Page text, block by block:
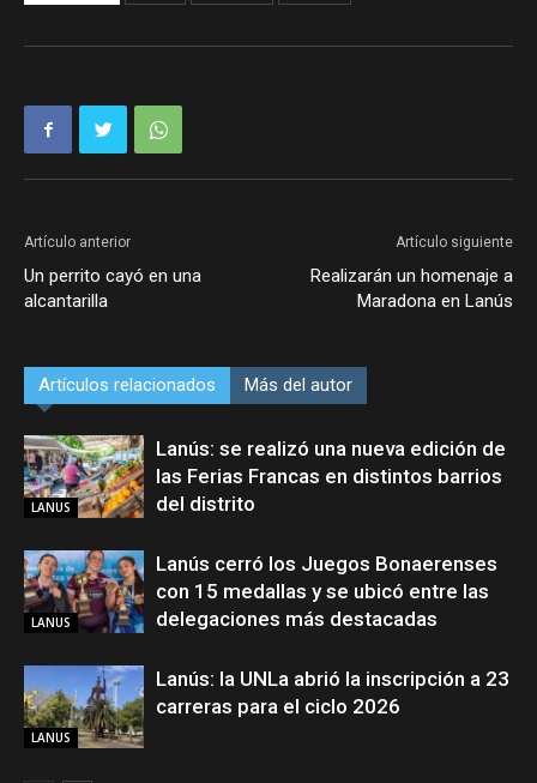
Artículo anterior
Un perrito cayó en una
alcantarilla
Artículo siguiente
Realizarán un homenaje a
Maradona en Lanús
Artículos relacionados Más del autor
LANUS
Lanús: se realizó una nueva edición de
las Ferias Francas en distintos barrios
del distrito
LANUS
Lanús cerró los Juegos Bonaerenses
con 15 medallas y se ubicó entre las
delegaciones más destacadas
LANUS
Lanús: la UNLa abrió la inscripción a 23
carreras para el ciclo 2026